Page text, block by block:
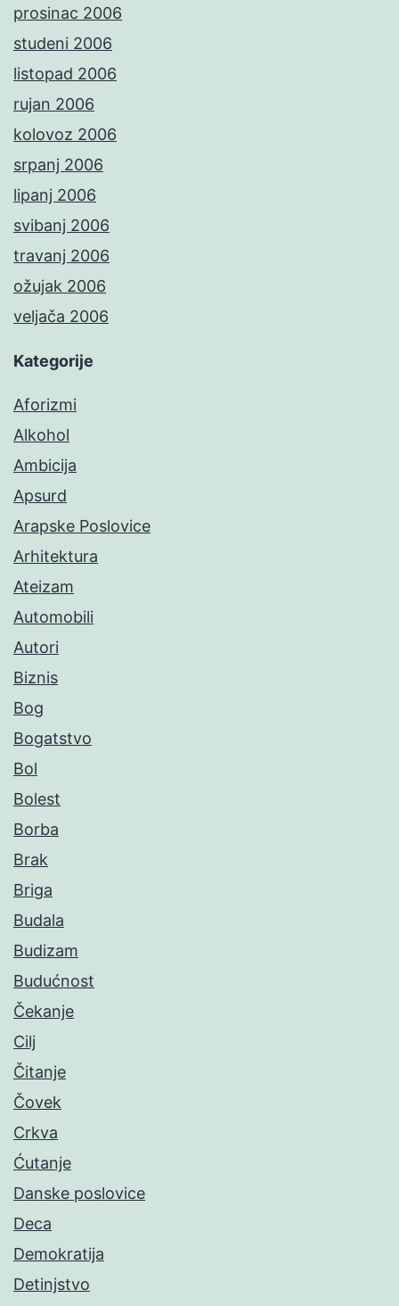
prosinac 2006
studeni 2006
listopad 2006
rujan 2006
kolovoz 2006
srpanj 2006
lipanj 2006
svibanj 2006
travanj 2006
ožujak 2006
veljača 2006
Kategorije
Aforizmi
Alkohol
Ambicija
Apsurd
Arapske Poslovice
Arhitektura
Ateizam
Automobili
Autori
Biznis
Bog
Bogatstvo
Bol
Bolest
Borba
Brak
Briga
Budala
Budizam
Budućnost
Čekanje
Cilj
Čitanje
Čovek
Crkva
Ćutanje
Danske poslovice
Deca
Demokratija
Detinjstvo